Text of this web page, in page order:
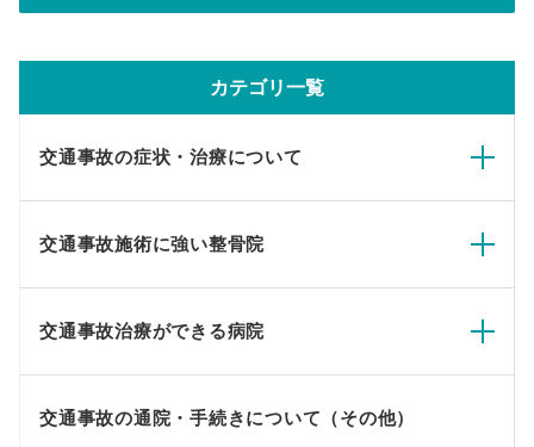
カテゴリ一覧
交通事故の症状・治療について
交通事故施術に強い整骨院
交通事故治療ができる病院
交通事故の通院・手続きについて（その他）